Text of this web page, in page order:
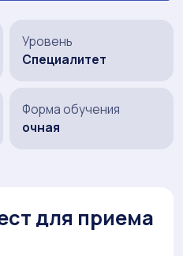
Уровень
Специалитет
Форма обучения
очная
для приема